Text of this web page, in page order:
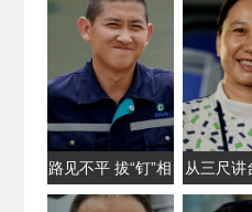
路见不平 拔“钉”相
助
从三尺讲
车